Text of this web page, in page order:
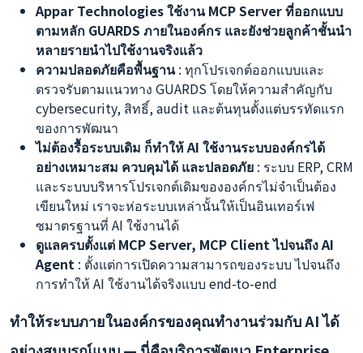
Appar Technologies ใช้งาน MCP Server ที่ออกแบบ
ตามหลัก GUARDS ภายในองค์กร และยังช่วยลูกค้าชั้นนำ
หลายรายนำไปใช้งานจริงแล้ว
ความปลอดภัยคือพื้นฐาน: ทุกโปรเจกต์ออกแบบและ
ตรวจรับตามแนวทาง GUARDS โดยให้ความสำคัญกับ
cybersecurity, สิทธิ์, audit และต้นทุนตั้งแต่บรรทัดแรก
ของการพัฒนา
ไม่ต้องรื้อระบบเดิม ก็ทำให้ AI ใช้งานระบบองค์กรได้
อย่างเหมาะสม ควบคุมได้ และปลอดภัย : ระบบ ERP, CRM
และระบบบริหารโปรเจกต์เดิมขององค์กรไม่จำเป็นต้อง
เขียนใหม่ เราจะห่อระบบเหล่านั้นให้เป็นอินเทอร์เฟ
ซมาตรฐานที่ AI ใช้งานได้
ดูแลครบตั้งแต่ MCP Server, MCP Client ไปจนถึง AI
Agent : ตั้งแต่การเปิดความสามารถของระบบ ไปจนถึง
การทำให้ AI ใช้งานได้จริงแบบ end-to-end
ทำให้ระบบภายในองค์กรของคุณทำงานร่วมกับ AI ได้